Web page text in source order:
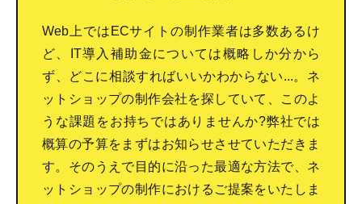
Web上ではECサイトの制作業者は多数あるけ
ど、IT導入補助金については概略しか分から
ず、どこに相談すればいいかわからない...。ネ
ットショップの制作会社を探していて、このよ
うな課題をお持ちではありませんか?弊社では
概算の予算をまずはお知らせさせていただきま
す。そのうえで目的に沿った最適な方法で、ネ
ットショップの制作におけるご提案をいたしま